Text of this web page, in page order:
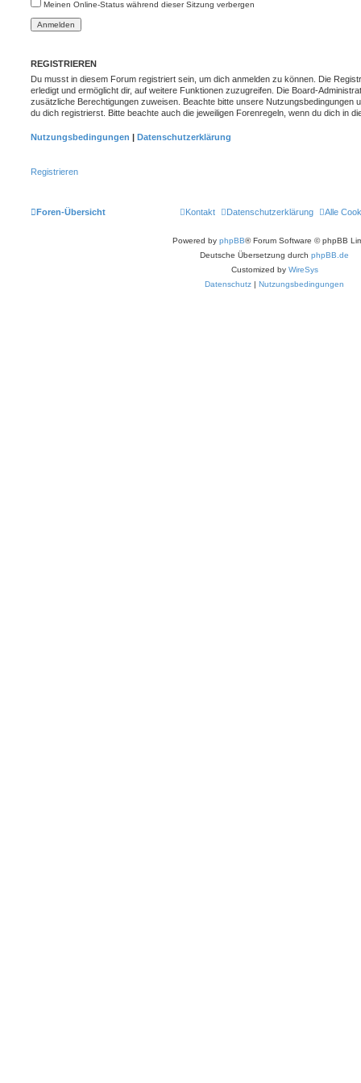
Meinen Online-Status während dieser Sitzung verbergen
REGISTRIEREN
Du musst in diesem Forum registriert sein, um dich anmelden zu können. Die
erledigt und ermöglicht dir, auf weitere Funktionen zuzugreifen. Die Board-
zusätzliche Berechtigungen zuweisen. Beachte bitte unsere Nutzungsbedingungen
du dich registrierst. Bitte beachte auch die jeweiligen Forenregeln, wenn du dich in
Nutzungsbedingungen Datenschutzerklärung
Registrieren
Foren-Übersicht Alle
Datenschutzerklärung
Kontakt
Powered by phpBB® Forum Software © phpBB
Deutsche Übersetzung durch phpBB.de
Customized by WireSys
Datenschutz
Nutzungsbedingungen